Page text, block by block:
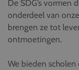
De SDG’s vormen
onderdeel van
brengen ze tot
ontmoetingen.
We bieden scholen